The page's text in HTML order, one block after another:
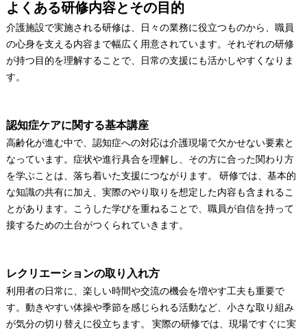
よくある研修内容とその目的
介護施設で実施される研修は、日々の業務に役立つものから、職員
の心身を支える内容まで幅広く用意されています。それぞれの研修
が持つ目的を理解することで、日常の支援にも活かしやすくなりま
す。
認知症ケアに関する基本講座
高齢化が進む中で、認知症への対応は介護現場で欠かせない要素と
なっています。症状や進行具合を理解し、その方に合った関わり方
を学ぶことは、落ち着いた支援につながります。 研修では、基本的
な知識の共有に加え、実際のやり取りを想定した内容も含まれるこ
とがあります。こうした学びを重ねることで、職員が自信を持って
接するための土台がつくられていきます。
レクリエーションの取り入れ方
利用者の日常に、楽しい時間や交流の機会を増やす工夫も重要で
す。動きやすい体操や季節を感じられる活動など、小さな取り組み
が気分の切り替えに役立ちます。 実際の研修では、現場ですぐに実